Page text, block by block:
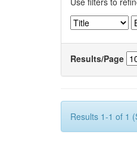
Results/Page
Results 1-1 of 1